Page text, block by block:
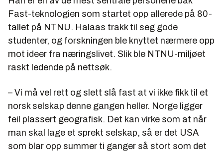
Fast-teknologien som startet opp allerede på 80-
tallet på NTNU. Halaas trakk til seg gode
studenter, og forskningen ble knyttet nærmere opp
mot ideer fra næringslivet. Slik ble NTNU-miljøet
raskt ledende på nettsøk.
– Vi må vel rett og slett slå fast at vi ikke fikk til et
norsk selskap denne gangen heller. Norge ligger
feil plassert geografisk. Det kan virke som at når
man skal lage et sprekt selskap, så er det USA
som blar opp summer ti ganger så stort som det